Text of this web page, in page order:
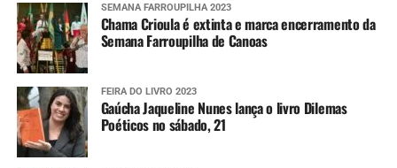
SEMANA FARROUPILHA 2023
Chama Crioula é extinta e marca encerramento da
Semana Farroupilha de Canoas
FEIRA DO LIVRO 2023
Gaúcha Jaqueline Nunes lança o livro Dilemas
Poéticos no sábado, 21